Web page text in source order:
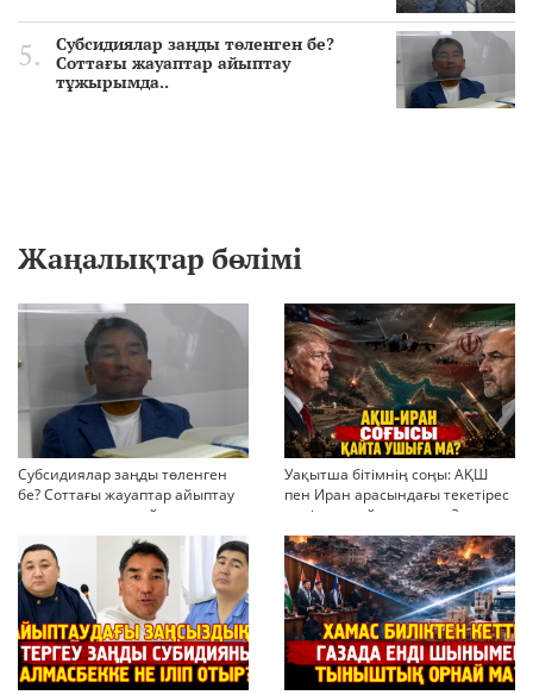
Субсидиялар заңды төленген бе?
Соттағы жауаптар айыптау
тұжырымда..
Жаңалықтар бөлімі
Субсидиялар заңды төленген
бе? Соттағы жауаптар айыптау
тұжырымдарын қайта қарауға
негіз бола ала ма?
Уақытша бітімнің соңы: АҚШ
пен Иран арасындағы текетірес
неліктен қайта ушықты?